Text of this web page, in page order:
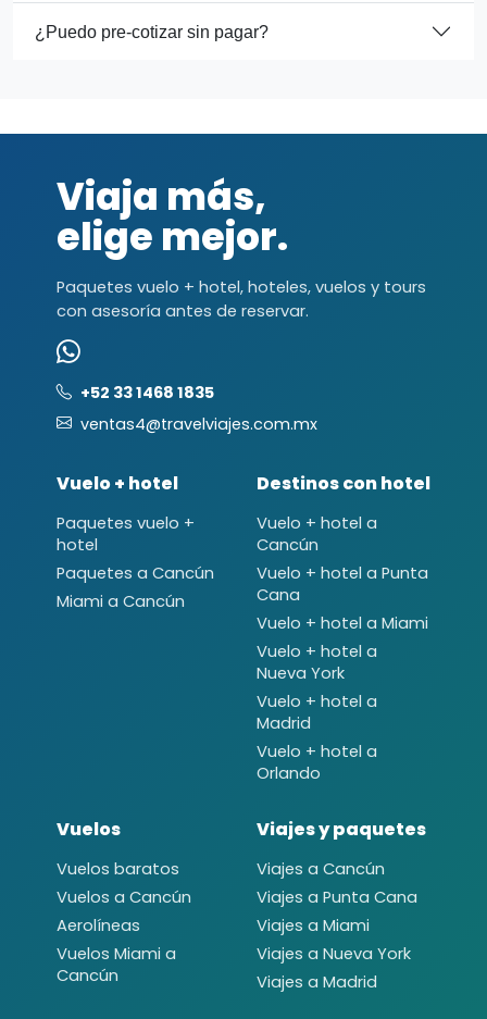
¿Puedo pre-cotizar sin pagar?
Viaja más,
elige mejor.
Paquetes vuelo + hotel, hoteles, vuelos y tours
con asesoría antes de reservar.
+52 33 1468 1835
ventas4@travelviajes.com.mx
Vuelo + hotel
Paquetes vuelo +
hotel
Paquetes a Cancún
Miami a Cancún
Destinos con hotel
Vuelo + hotel a
Cancún
Vuelo + hotel a Punta
Cana
Vuelo + hotel a Miami
Vuelo + hotel a
Nueva York
Vuelo + hotel a
Madrid
Vuelo + hotel a
Orlando
Vuelos
Vuelos baratos
Vuelos a Cancún
Aerolíneas
Vuelos Miami a
Cancún
Viajes y paquetes
Viajes a Cancún
Viajes a Punta Cana
Viajes a Miami
Viajes a Nueva York
Viajes a Madrid